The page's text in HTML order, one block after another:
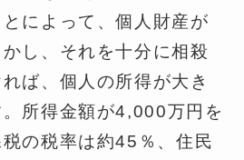
によって、個人財産が
し、それを十分に相殺
ば、個人の所得が大き
所得金額が4,000万円を
の税率は約45％、住民